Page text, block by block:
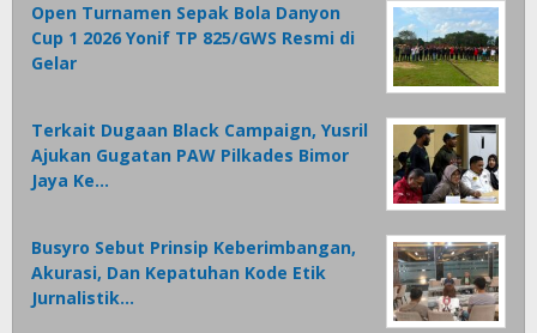
Open Turnamen Sepak Bola Danyon
Cup 1 2026 Yonif TP 825/GWS Resmi di
Gelar
Terkait Dugaan Black Campaign, Yusril
Ajukan Gugatan PAW Pilkades Bimor
Jaya Ke…
Busyro Sebut Prinsip Keberimbangan,
Akurasi, Dan Kepatuhan Kode Etik
Jurnalistik…